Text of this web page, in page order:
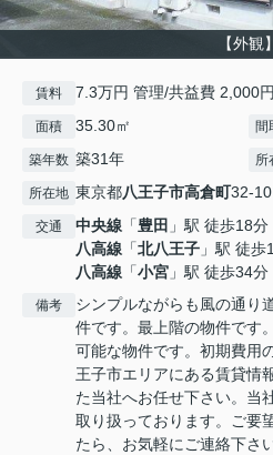
【外観】
賃料 7.3万円 管理/共益費 2,000円
面積 35.30㎡ 間
築年数 築31年 所
所在地 東京都八王子市高倉町32-10
交通 中央線 「豊田 」駅 徒歩18分
八高線 「北八王子 」駅 徒歩
八高線 「小宮 」駅 徒歩34分
備考
シンプルながらも風の通り
件です。最上階の物件です
可能な物件です。初期費用
王子市エリアにある賃貸情
た当社へお任せ下さい。当
取り扱っております。ご要
たら、お気軽にご連絡下さい